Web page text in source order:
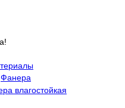
Фанера
влагостойкая